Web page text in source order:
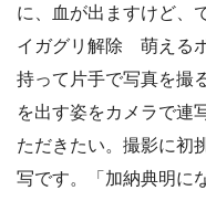
に、血が出ますけど、
イガグリ解除 萌える
持って片手で写真を撮
を出す姿をカメラで連
ただきたい。撮影に初
写です。「加納典明に